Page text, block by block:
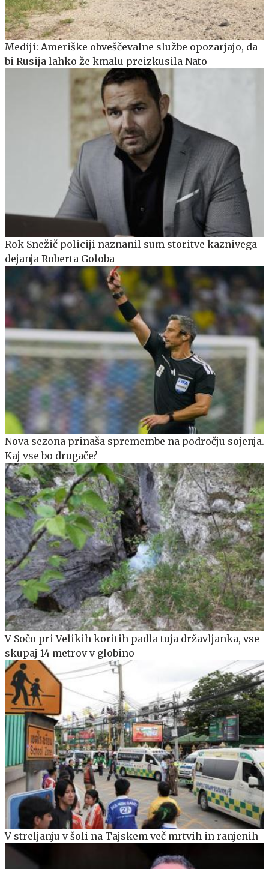
Mediji: Ameriške obveščevalne službe opozarjajo, da
bi Rusija lahko že kmalu preizkusila Nato
Rok Snežič policiji naznanil sum storitve kaznivega
dejanja Roberta Goloba
Nova sezona prinaša spremembe na področju sojenja.
Kaj vse bo drugače?
V Sočo pri Velikih koritih padla tuja državljanka, vse
skupaj 14 metrov v globino
V streljanju v šoli na Tajskem več mrtvih in ranjenih